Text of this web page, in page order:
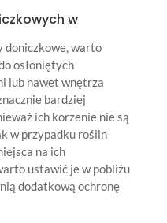
w
doniczkowe, warto
osłoniętych
lub nawet wnętrza
bardziej
ich korzenie nie są
w przypadku roślin
na ich
ustawić je w pobliżu
dodatkową ochronę